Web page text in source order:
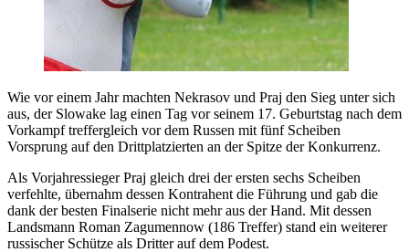
Wie vor einem Jahr machten Nekrasov und Praj den Sieg unter sich
aus, der Slowake lag einen Tag vor seinem 17. Geburtstag nach dem
Vorkampf treffergleich vor dem Russen mit fünf Scheiben
Vorsprung auf den Drittplatzierten an der Spitze der Konkurrenz.
Als Vorjahressieger Praj gleich drei der ersten sechs Scheiben
verfehlte, übernahm dessen Kontrahent die Führung und gab die
dank der besten Finalserie nicht mehr aus der Hand. Mit dessen
Landsmann Roman Zagumennow (186 Treffer) stand ein weiterer
russischer Schütze als Dritter auf dem Podest.